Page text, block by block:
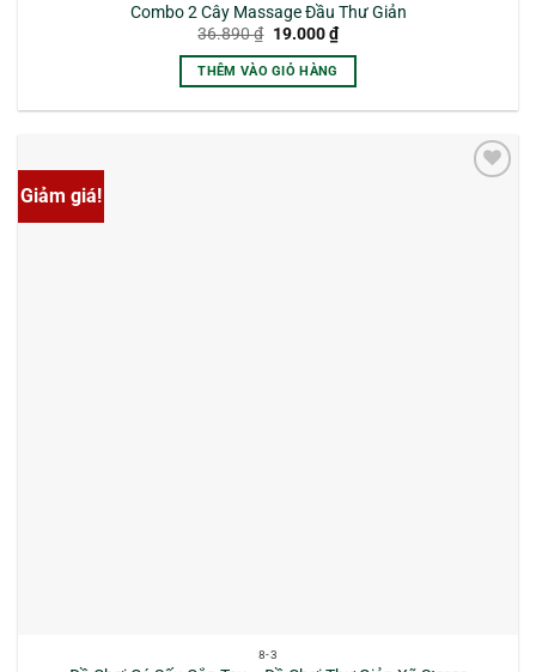
Combo 2 Cây Massage Đầu Thư Giản
36.890₫ Giá
là:
36.890 ₫.
19.000₫Giá
hiện
tại
THÊM VÀO GIỎ HÀNG
Giảm giá!
8-3